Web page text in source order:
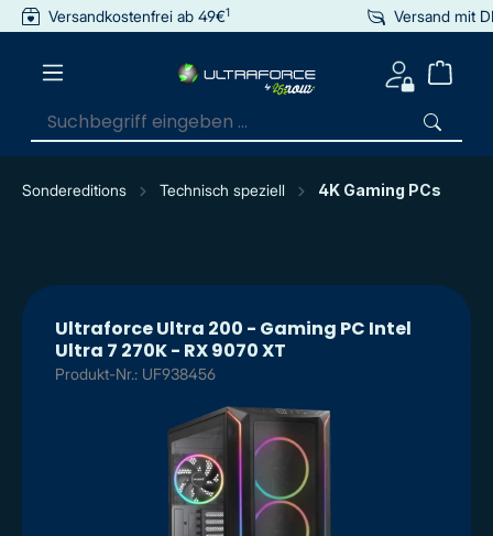
springen
Versandkostenfrei ab 49€1 Versand mit
Sondereditions Technisch speziell 4K Gaming PCs
Ultraforce Ultra 200 - Gaming PC Intel
Ultra 7 270K - RX 9070 XT
Produkt-Nr.: UF938456